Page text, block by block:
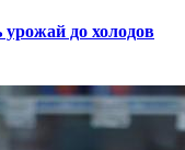
урожай до холодов